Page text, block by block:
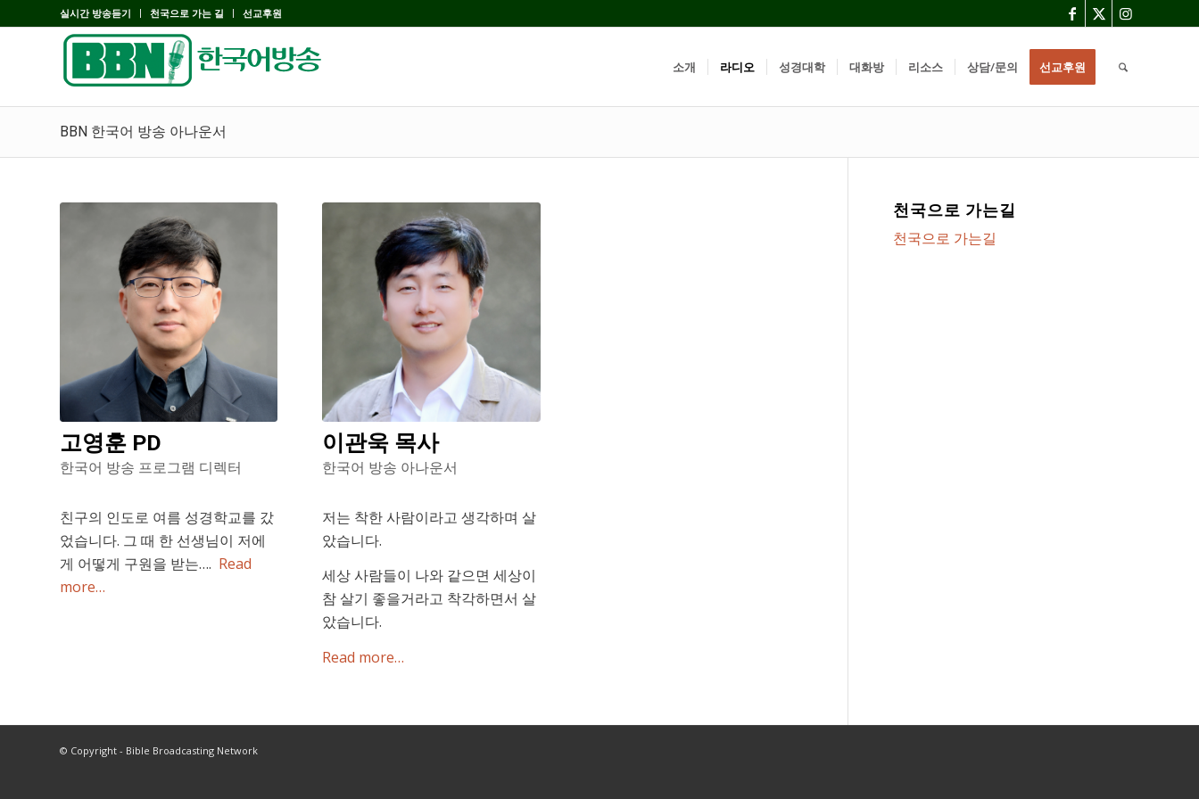
실시간 방송듣기 천국으로 가는 길 선교후원
소개 라디오 성경대학 대화방 리소스 상담/문의 선교후원
BBN 한국어 방송 아나운서
고영훈 PD
한국어 방송 프로그램 디렉터
친구의 인도로 여름 성경학교를 갔
었습니다. 그 때 한 선생님이 저에
게 어떻게 구원을 받는…. Read
more…
이관욱 목사
한국어 방송 아나운서
저는 착한 사람이라고 생각하며 살
았습니다.
세상 사람들이 나와 같으면 세상이
참 살기 좋을거라고 착각하면서 살
았습니다.
Read more…
천국으로 가는길
천국으로 가는길
© Copyright - Bible Broadcasting Network